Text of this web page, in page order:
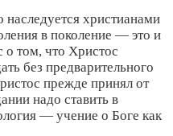
наследуется христианами
в поколение — это и
о том, что Христос
без предварительного
прежде принял от
надо ставить в
— учение о Боге как